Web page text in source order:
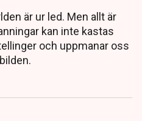
är ur led. Men allt är
kan inte kastas
och uppmanar oss